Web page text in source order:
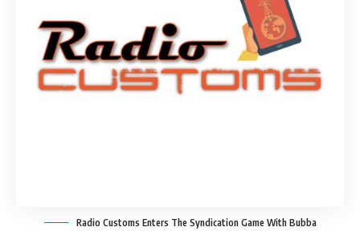
Radio Customs Enters The Syndication Game With Bubba